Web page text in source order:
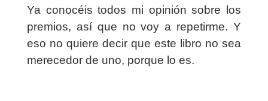
Ya conocéis todos mi opinión sobre los
premios, así que no voy a repetirme. Y
eso no quiere decir que este libro no sea
merecedor de uno, porque lo es.